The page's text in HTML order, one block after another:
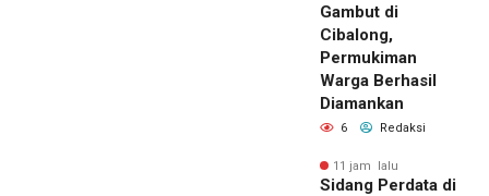
Gambut di
Cibalong,
Permukiman
Warga Berhasil
Diamankan
6 Redaksi
11 jam lalu
Sidang Perdata di